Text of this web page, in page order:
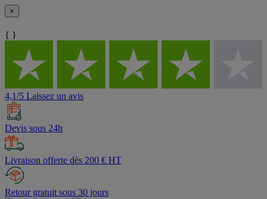
×
{ }
4,1/5 Laissez un avis
Devis sous 24h
Livraison offerte dès 200 € HT
Retour gratuit sous 30 jours